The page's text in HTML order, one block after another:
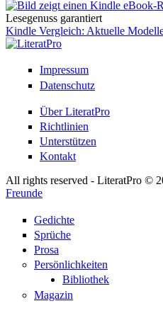
Lesegenuss garantiert
Kindle Vergleich: Aktuelle
Impressum
Datenschutz
Über LiteratPro
Richtlinien
Unterstützen
Kontakt
All rights reserved - LiteratPro ©
Freunde
Gedichte
Sprüche
Prosa
Persönlichkeiten
Bibliothek
Magazin